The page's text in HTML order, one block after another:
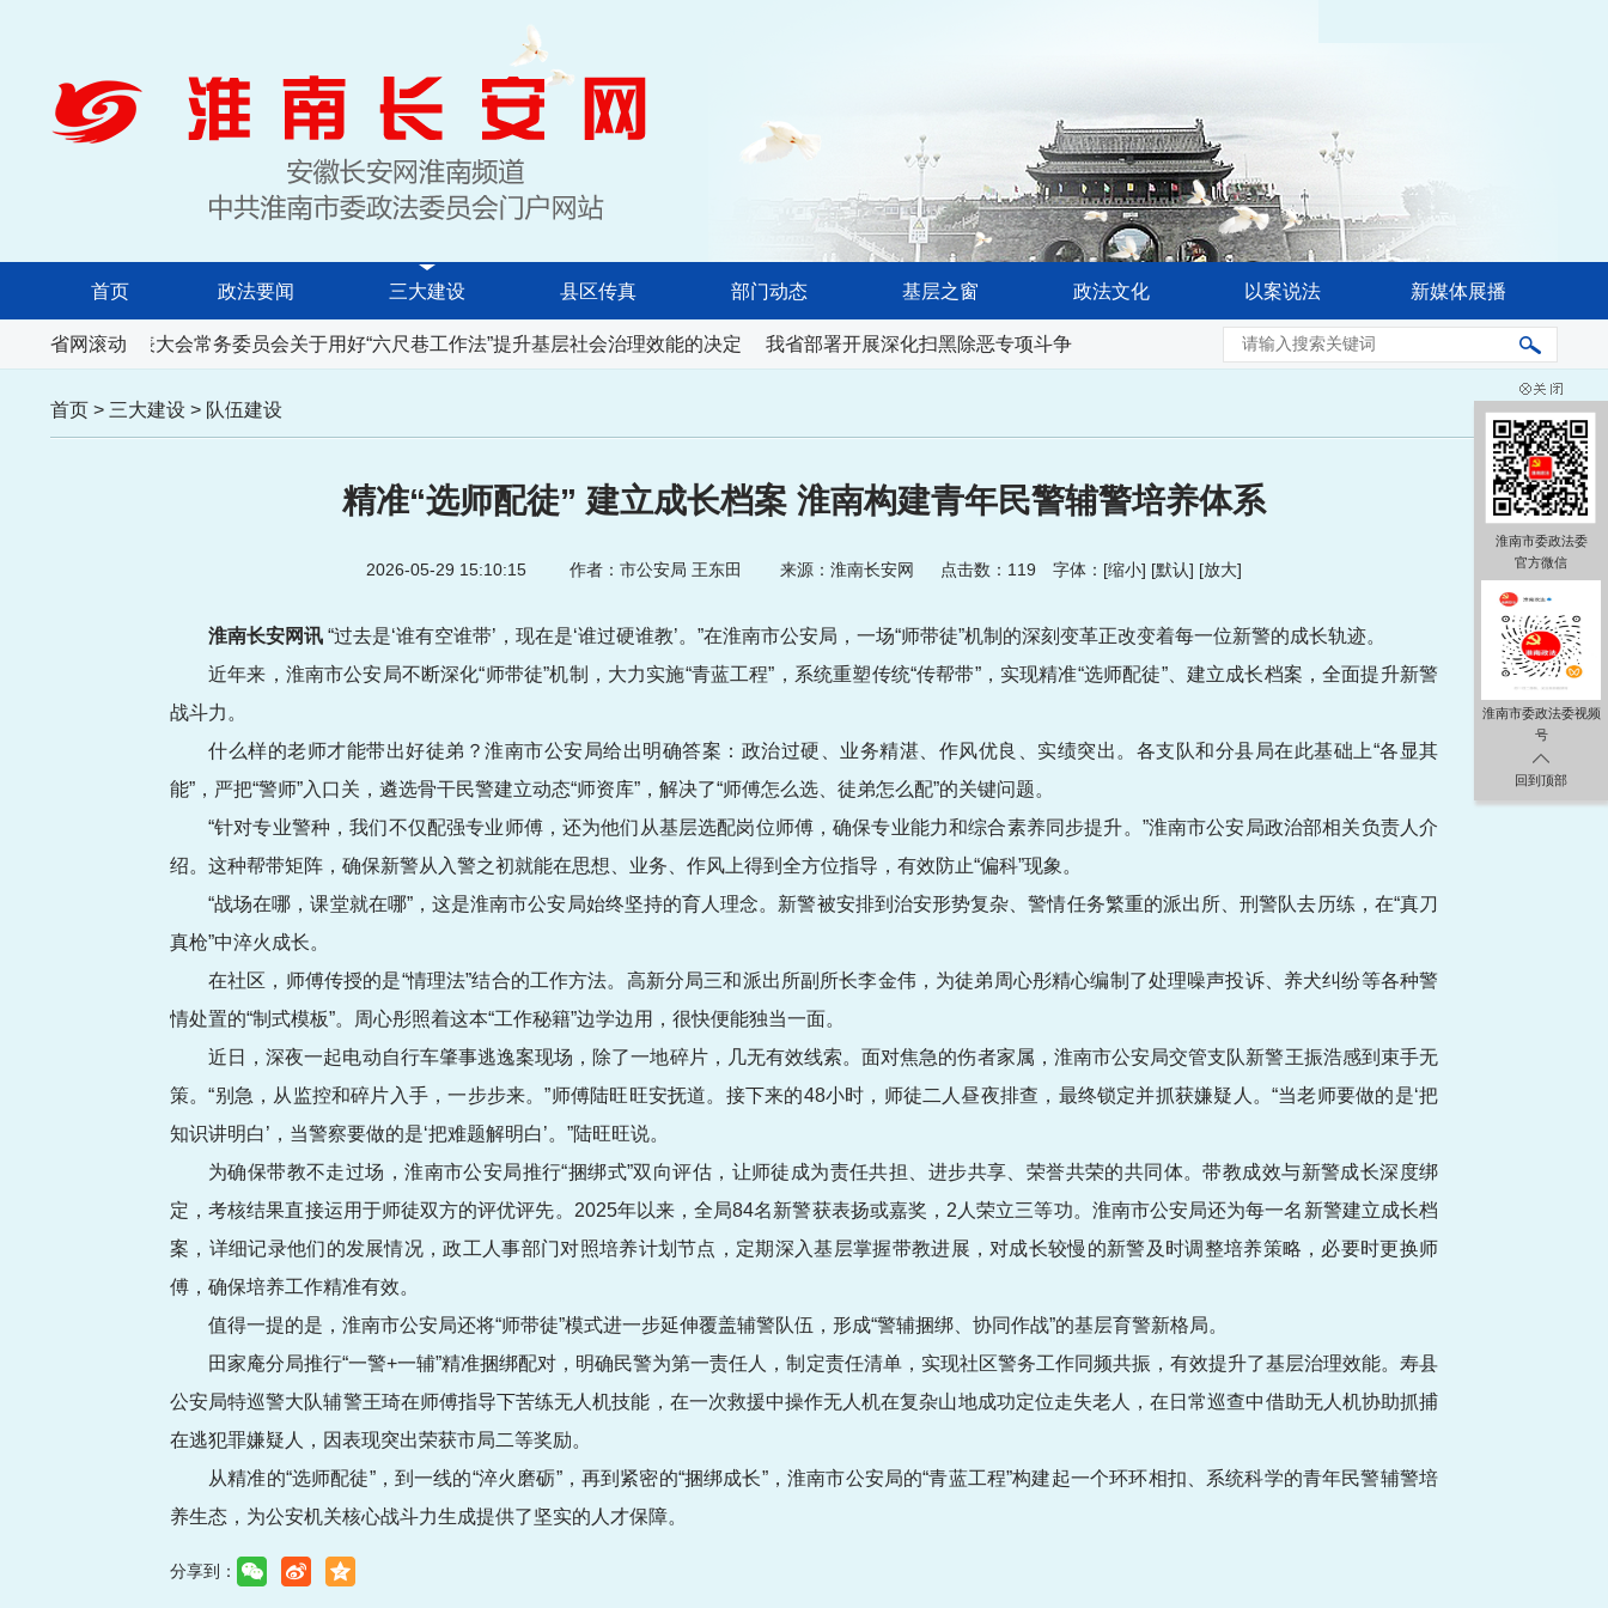
首页 政法要闻 三大建设 县区传真 部门动态 基层之窗 政法文化 以案说法 新媒体展播
省网滚动
安徽省人民代表大会常务委员会关于用好“六尺巷工作法”提升基层社会治理效能的决定 我省部署开展深化扫黑除恶专项斗争 省委常委会会议强调 奋力推进公安工作现代化 更好促进高水
首页 > 三大建设 > 队伍建设
精准“选师配徒” 建立成长档案 淮南构建青年民警辅警培养体系
2026-05-29 15:10:15 作者：市公安局 王东田 来源：淮南长安网 点击数： 119 字体：[缩小] [默认] [放大]
淮南长安网讯 “过去是‘谁有空谁带’，现在是‘谁过硬谁教’。”在淮南市公安局，一场“师带徒”机制的深刻变革正改变着每一位新警的成长轨迹。
近年来，淮南市公安局不断深化“师带徒”机制，大力实施“青蓝工程”，系统重塑传统“传帮带”，实现精准“选师配徒”、建立成长档案，全面提升新警
战斗力。
什么样的老师才能带出好徒弟？淮南市公安局给出明确答案：政治过硬、业务精湛、作风优良、实绩突出。各支队和分县局在此基础上“各显其
能”，严把“警师”入口关，遴选骨干民警建立动态“师资库”，解决了“师傅怎么选、徒弟怎么配”的关键问题。
“针对专业警种，我们不仅配强专业师傅，还为他们从基层选配岗位师傅，确保专业能力和综合素养同步提升。”淮南市公安局政治部相关负责人介
绍。这种帮带矩阵，确保新警从入警之初就能在思想、业务、作风上得到全方位指导，有效防止“偏科”现象。
“战场在哪，课堂就在哪”，这是淮南市公安局始终坚持的育人理念。新警被安排到治安形势复杂、警情任务繁重的派出所、刑警队去历练，在“真刀
真枪”中淬火成长。
在社区，师傅传授的是“情理法”结合的工作方法。高新分局三和派出所副所长李金伟，为徒弟周心彤精心编制了处理噪声投诉、养犬纠纷等各种警
情处置的“制式模板”。周心彤照着这本“工作秘籍”边学边用，很快便能独当一面。
近日，深夜一起电动自行车肇事逃逸案现场，除了一地碎片，几无有效线索。面对焦急的伤者家属，淮南市公安局交管支队新警王振浩感到束手无
策。“别急，从监控和碎片入手，一步步来。”师傅陆旺旺安抚道。接下来的48小时，师徒二人昼夜排查，最终锁定并抓获嫌疑人。“当老师要做的是‘把
知识讲明白’，当警察要做的是‘把难题解明白’。”陆旺旺说。
为确保带教不走过场，淮南市公安局推行“捆绑式”双向评估，让师徒成为责任共担、进步共享、荣誉共荣的共同体。带教成效与新警成长深度绑
定，考核结果直接运用于师徒双方的评优评先。2025年以来，全局84名新警获表扬或嘉奖，2人荣立三等功。淮南市公安局还为每一名新警建立成长档
案，详细记录他们的发展情况，政工人事部门对照培养计划节点，定期深入基层掌握带教进展，对成长较慢的新警及时调整培养策略，必要时更换师
傅，确保培养工作精准有效。
值得一提的是，淮南市公安局还将“师带徒”模式进一步延伸覆盖辅警队伍，形成“警辅捆绑、协同作战”的基层育警新格局。
田家庵分局推行“一警+一辅”精准捆绑配对，明确民警为第一责任人，制定责任清单，实现社区警务工作同频共振，有效提升了基层治理效能。寿县
公安局特巡警大队辅警王琦在师傅指导下苦练无人机技能，在一次救援中操作无人机在复杂山地成功定位走失老人，在日常巡查中借助无人机协助抓捕
在逃犯罪嫌疑人，因表现突出荣获市局二等奖励。
从精准的“选师配徒”，到一线的“淬火磨砺”，再到紧密的“捆绑成长”，淮南市公安局的“青蓝工程”构建起一个环环相扣、系统科学的青年民警辅警培
养生态，为公安机关核心战斗力生成提供了坚实的人才保障。
分享到：
淮南市委政法委
官方微信
淮南市委政法委视频
号
回到顶部